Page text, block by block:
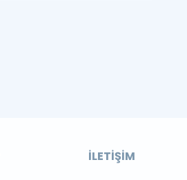
İLETIŞIM